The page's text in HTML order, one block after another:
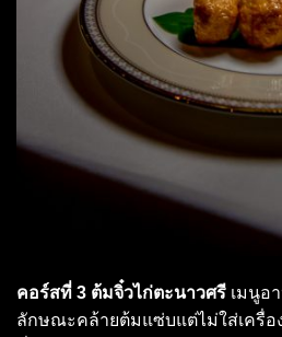
คอร์สที่ 3 ต้มจิ๋วไก่ตะนาวศรี เมนูอ
ลักษณะคล้ายต้มแซ่บแต่ไม่ใส่เครื่อ